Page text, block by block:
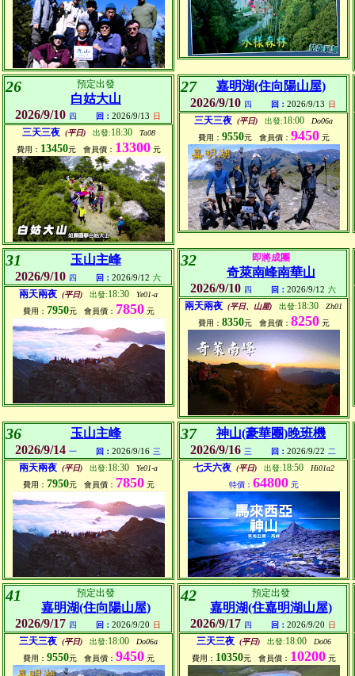
26 預定出發
白姑大山
2026/9/10 四 回： 2026/9/13 日
三天三夜 (平日) 出發:18:30
Ta08
費用： 13450元 會員價： 13300元
27
嘉明湖(住向陽山屋)
2026/9/10 四 回： 2026/9/13 日
三天三夜 (平日) 出發:18:00
Do06a
費用： 9550元 會員價： 9450元
31
玉山主峰
2026/9/10 四 回： 2026/9/12 六
兩天兩夜 (平日) 出發:18:30
Ye01-a
費用： 7950元 會員價： 7850元
32 即將成團
奇萊南峰南華山
2026/9/10 四 回： 2026/9/12 六
兩天兩夜 (平日、山屋) 出發:18:30
Zh01
費用： 8350元 會員價： 8250元
36
玉山主峰
2026/9/14 一 回： 2026/9/16 三
兩天兩夜 (平日) 出發:18:30
Ye01-a
費用： 7950元 會員價： 7850元
37
神山(豪華團)晚班機
2026/9/16 三 回： 2026/9/22 二
七天六夜 (平日) 出發:18:50
Hi01a2
特價： 64800元
41 預定出發
嘉明湖(住向陽山屋)
2026/9/17 四 回： 2026/9/20 日
三天三夜 (平日) 出發:18:00
Do06a
費用： 9550元 會員價： 9450元
42 預定出發
嘉明湖(住嘉明湖山屋)
2026/9/17 四 回： 2026/9/20 日
三天三夜 (平日) 出發:18:00
Do06
費用： 10350元 會員價： 10200元